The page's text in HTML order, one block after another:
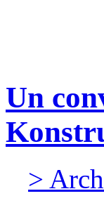
Un
>